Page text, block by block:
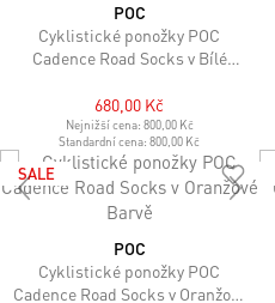
POC
Cyklistické ponožky POC
Cadence Road Socks v Bílé
680,00 Kč
Nejnižší cena: 800,00 Kč
Standardní cena:800,00 Kč
SALE
POC
Cyklistické ponožky POC
Cadence Road Socks v Oranžové